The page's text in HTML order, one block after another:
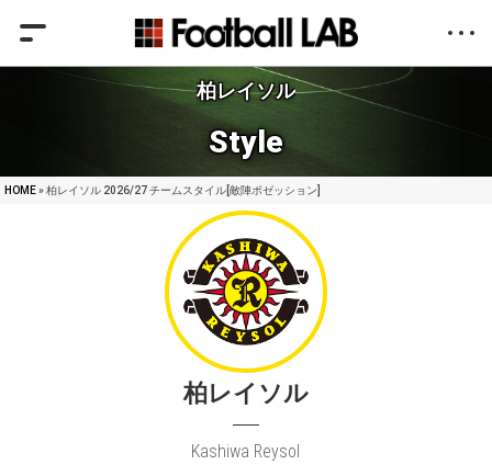
柏レイソル
Style
HOME» 柏レイソル 2026/27 チームスタイル[敵陣ポゼッション]
柏レイソル
Kashiwa Reysol